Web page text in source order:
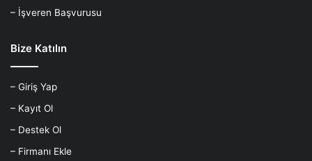
– İşveren Başvurusu
Bize Katılın
– Giriş Yap
– Kayıt Ol
– Destek Ol
– Firmanı Ekle